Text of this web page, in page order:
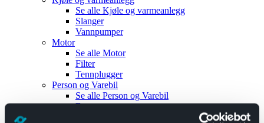
Se alle Kjøle og varmeanlegg
Slanger
Vannpumper
Motor
Se alle Motor
Filter
Tennplugger
Person og Varebil
Se alle Person og Varebil
Brems